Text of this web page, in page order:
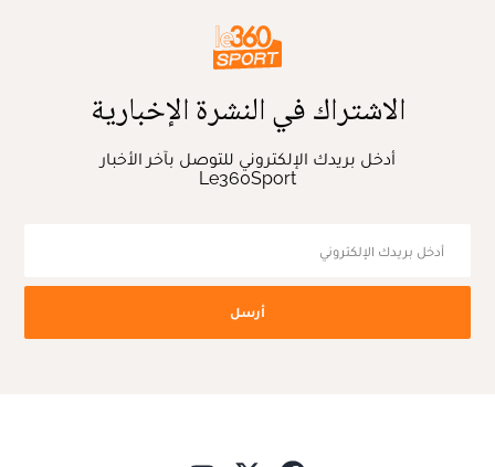
الاشتراك في النشرة الإخبارية
أدخل بريدك الإلكتروني للتوصل بآخر الأخبار
Le360Sport
أرسل